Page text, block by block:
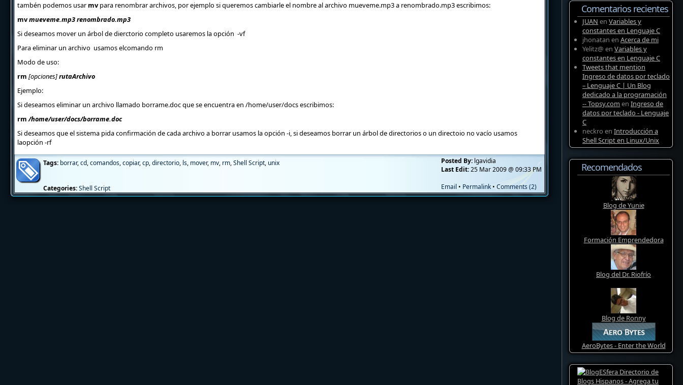
tambén podemos usar mvpara renombrar archivos, por ejemplo si queremos cambiarle el nombre al archivo mueveme.mp3 a renombrado.mp3 escribimos:
mvmueveme.mp3 renombrado.mp3
Si deseamos mover un árbol de dierctorio completo usaremos la opción -vf
Para eliminar un archivo usamos elcomando rm
Modo de uso:
rm [opciones]rutaArchivo
Ejemplo:
Si deseamos eliminar un archivo llamado borrame.doc que se encuentra en /home/user/docs escribimos:
rm/home/user/docs/borrame.doc
Si deseamos que el sistema pida confirmación de cada archivo a borrar usamos la opción -i, si deseamos borrar un árbol de directorios o un directoio no vacío usamos
laopción -rf
Posted By: lgavidia
Last Edit:25 Mar 2009 @ 09:33 PM
Email • Permalink•Comments (2)
Tags: borrar,cd,comandos,copiar,cp,directorio, ls, mover, mv, rm,Shell Script, unix
Categories: Shell Script
Comentarios recientes
JUAN en Variables y
constantes en Lenguaje C
jhonatan en Acerca de mi
Yelitz@ en Variables y
constantes en Lenguaje C
Tweets that mention
Ingreso de datos por teclado
– Lenguaje C | Un Blog
dedicado a la programación
-- Topsy.com en Ingreso de
datos por teclado - Lenguaje
C
neckro en Introducción a
Shell Script en Linux/Unix
Recomendados
Blog de Yunie
Formación Emprendedora
Blog del Dr. Riofrío
Blog de Ronny
AeroBytes - Enter the World